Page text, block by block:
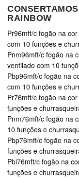
RAINBOW
Pr96mft/c fogão na
com 10 funções e
Pnm96mft/c fogão na
ventilado com 10
Pbp96mft/c fogão na
com 10 funções e
Pr76mft/c fogão na
funções e
Pnm76mft/c fogão na
10 funções e
Pbp76mft/c fogão na
funções e
Pbi76mft/c fogão na
funções e